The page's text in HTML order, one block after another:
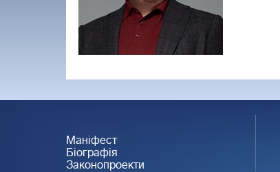
Маніфест
Біографія
Законопроекти